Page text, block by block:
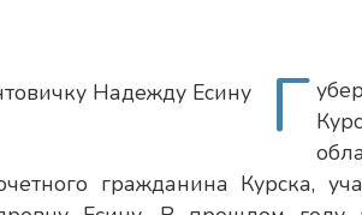
Г
гражданина Курска,